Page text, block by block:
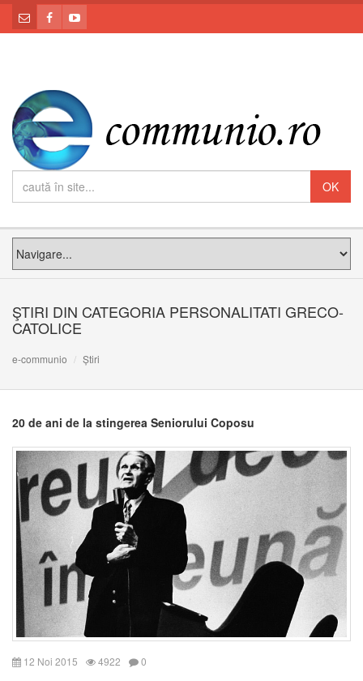
ŞTIRI DIN CATEGORIA PERSONALITATI GRECO-
CATOLICE
e-communio Știri
20 de ani de la stingerea Seniorului Coposu
12 Noi 2015 4922 0